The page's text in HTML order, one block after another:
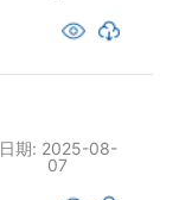
日期: 2025-08-
07